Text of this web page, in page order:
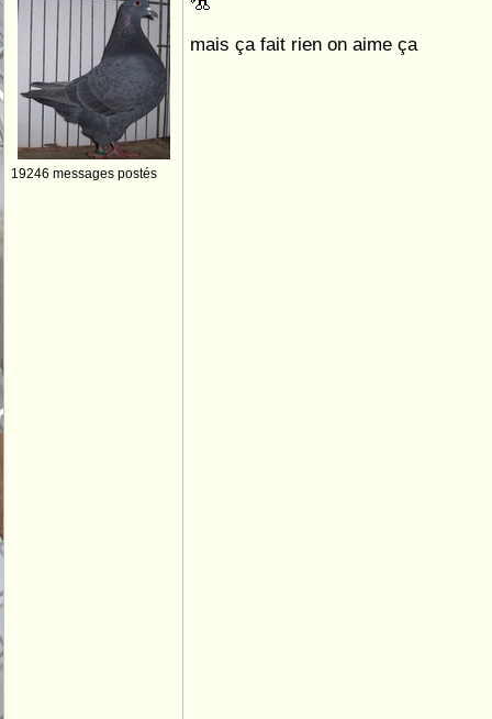
19246 messages postés
mais ça fait rien on aime ça